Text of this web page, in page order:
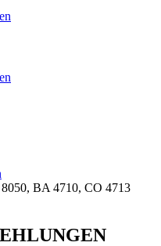
BA 4710, CO 4713